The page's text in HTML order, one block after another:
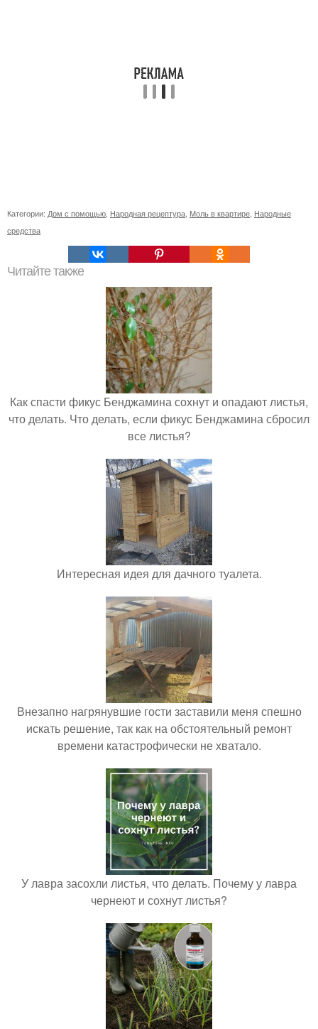
Категории: Дом с помощью Народная рецептура Моль в квартире Народные
средства
Читайте также
Как спасти фикус Бенджамина сохнут и опадают листья,
что делать. Что делать, если фикус Бенджамина сбросил
все листья?
Интересная идея для дачного туалета.
Внезапно нагрянувшие гости заставили меня спешно
искать решение, так как на обстоятельный ремонт
времени катастрофически не хватало.
У лавра засохли листья, что делать. Почему у лавра
чернеют и сохнут листья?